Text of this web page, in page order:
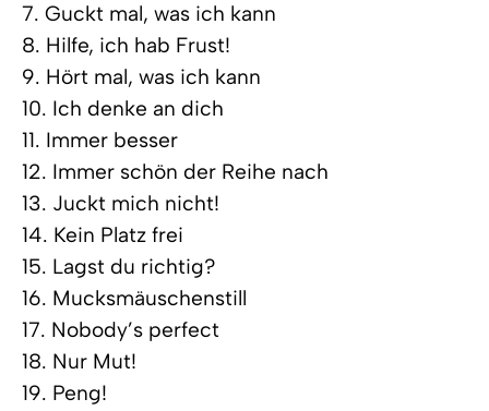
7. Guckt mal, was ich kann
8. Hilfe, ich hab Frust!
9. Hört mal, was ich kann
10. Ich denke an dich
11. Immer besser
12. Immer schön der Reihe nach
13. Juckt mich nicht!
14. Kein Platz frei
15. Lagst du richtig?
16. Mucksmäuschenstill
17. Nobody’s perfect
18. Nur Mut!
19. Peng!